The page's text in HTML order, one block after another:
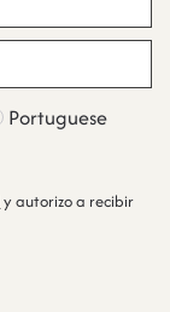
Portuguese
y autorizo a recibir